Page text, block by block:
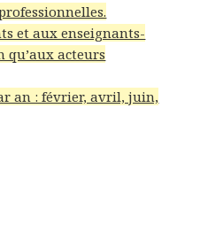
et aux enseignants-
qu’aux acteurs
an : février, avril, juin,